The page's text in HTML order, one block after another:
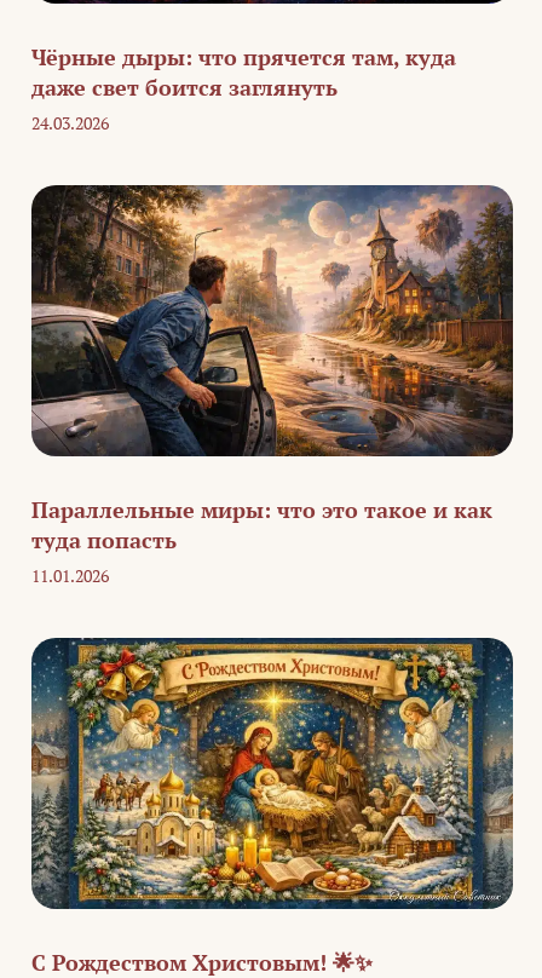
Чёрные дыры: что прячется там, куда
даже свет боится заглянуть
24.03.2026
Параллельные миры: что это такое и как
туда попасть
11.01.2026
С Рождеством Христовым! 🌟✨